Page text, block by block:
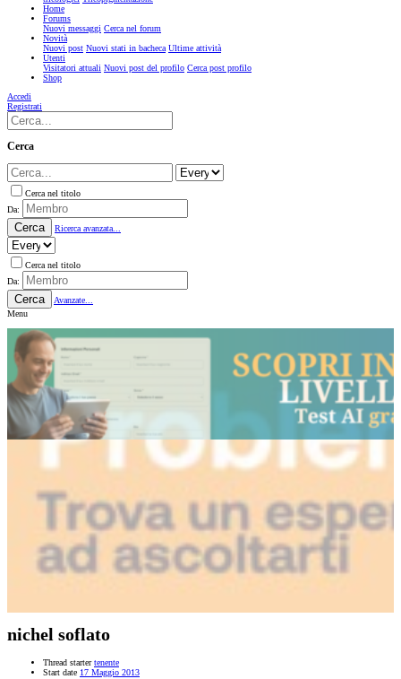
Home
Forums
Nuovi messaggi Cerca nel forum
Novità
Nuovi post Nuovi stati in bacheca Ultime attività
Utenti
Visitatori attuali Nuovi post del profilo Cerca post profilo
Shop
Accedi
Registrati
Cerca
Cerca nel titolo
Da:
Cerca Ricerca avanzata...
Cerca nel titolo
Da:
Cerca
Avanzate...
Menu
nichel soflato
Thread starter tenente
Start date 17 Maggio 2013